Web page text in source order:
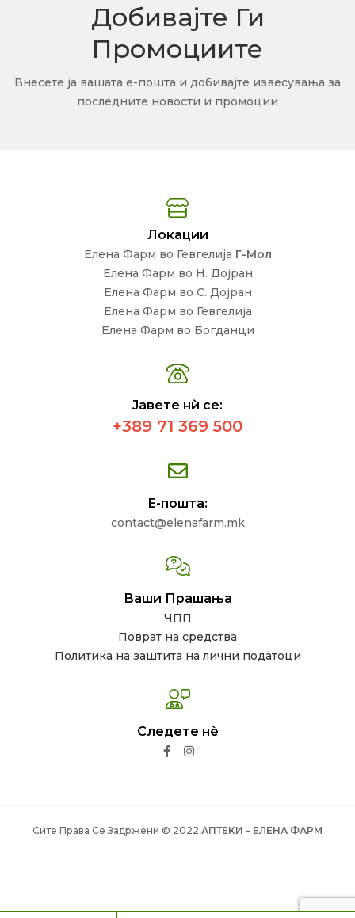
Добивајте Ги
Промоциите
Внесете ја вашата е-пошта и добивајте извесувања за
последните новости и промоции
Локации
Елена Фарм во Гевгелија Г-Мол
Елена Фарм во Н. Дојран
Елена Фарм во С. Дојран
Елена Фарм во Гевгелија
Елена Фарм во Богданци
Јавете нѝ се:
+389 71 369 500
Е-пошта:
contact@elenafarm.mk
Ваши Прашања
ЧПП
Поврат на средства
Политика на заштита на лични податоци
Следете нѐ
Сите Права Се Задржени © 2022 АПТЕКИ – ЕЛЕНА ФАРМ